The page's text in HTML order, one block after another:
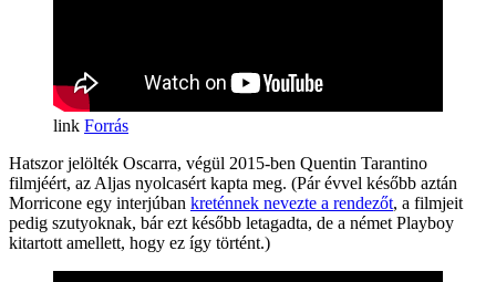
Forrás
Hatszor jelölték Oscarra, végül 2015-ben Quentin Tarantino
filmjéért, az Aljas nyolcasért kapta meg. (Pár évvel később aztán
Morricone egy interjúban kreténnek nevezte a rendezőt, a filmjeit
pedig szutyoknak, bár ezt később letagadta, de a német Playboy
kitartott amellett, hogy ez így történt.)